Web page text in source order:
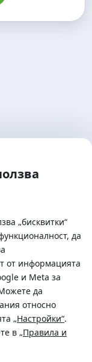
„бисквитки“
да
от информацията
и Meta за
да
относно
„Настройки“.
в „Правила и
1036